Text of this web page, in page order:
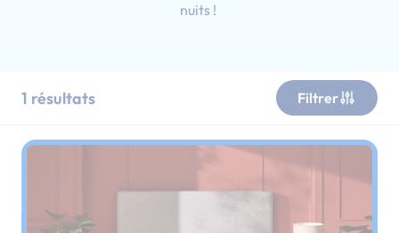
nuits !
1 résultats Filtrer